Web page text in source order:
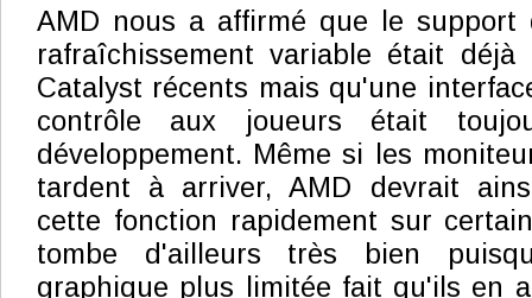
AMD nous a affirmé que le support
rafraîchissement variable était
Catalyst récents mais qu'une
contrôle aux joueurs était
développement. Même si les
tardent à arriver, AMD devrait
cette fonction rapidement sur
tombe d'ailleurs très bien
graphique plus limitée fait qu'ils en